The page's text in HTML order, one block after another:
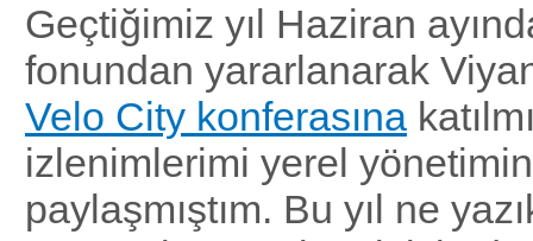
Geçtiğimiz yıl Haziran
fonundan yararlanarak
Velo City konferasına
izlenimlerimi yerel
paylaşmıştım. Bu yıl ne